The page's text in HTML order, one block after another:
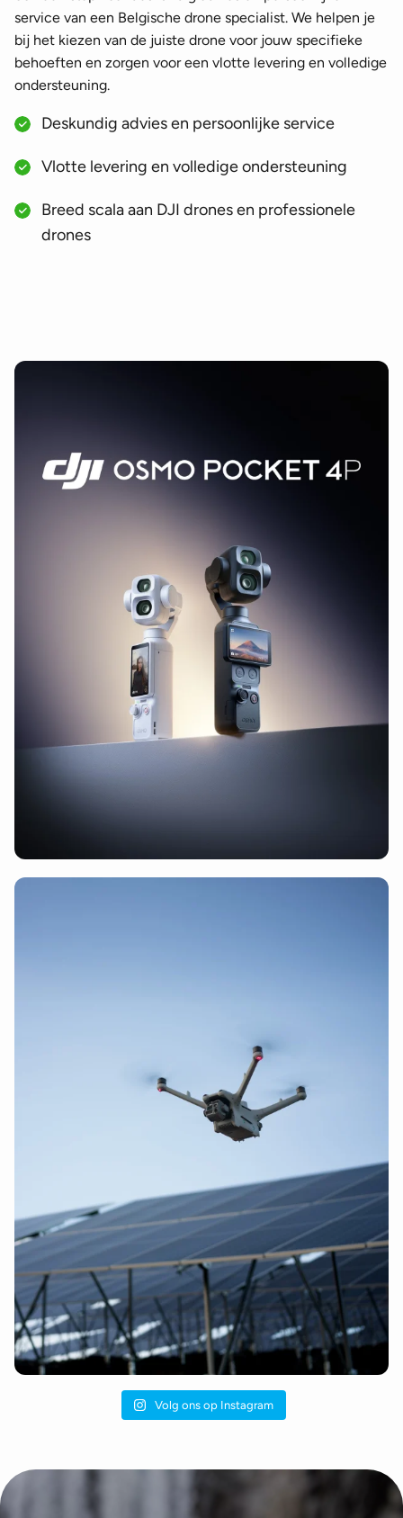
service van een Belgische drone specialist. We helpen je
bij het kiezen van de juiste drone voor jouw specifieke
behoeften en zorgen voor een vlotte levering en volledige
ondersteuning.
Deskundig advies en persoonlijke service
Vlotte levering en volledige ondersteuning
Breed scala aan DJI drones en professionele
drones
Volg ons op Instagram